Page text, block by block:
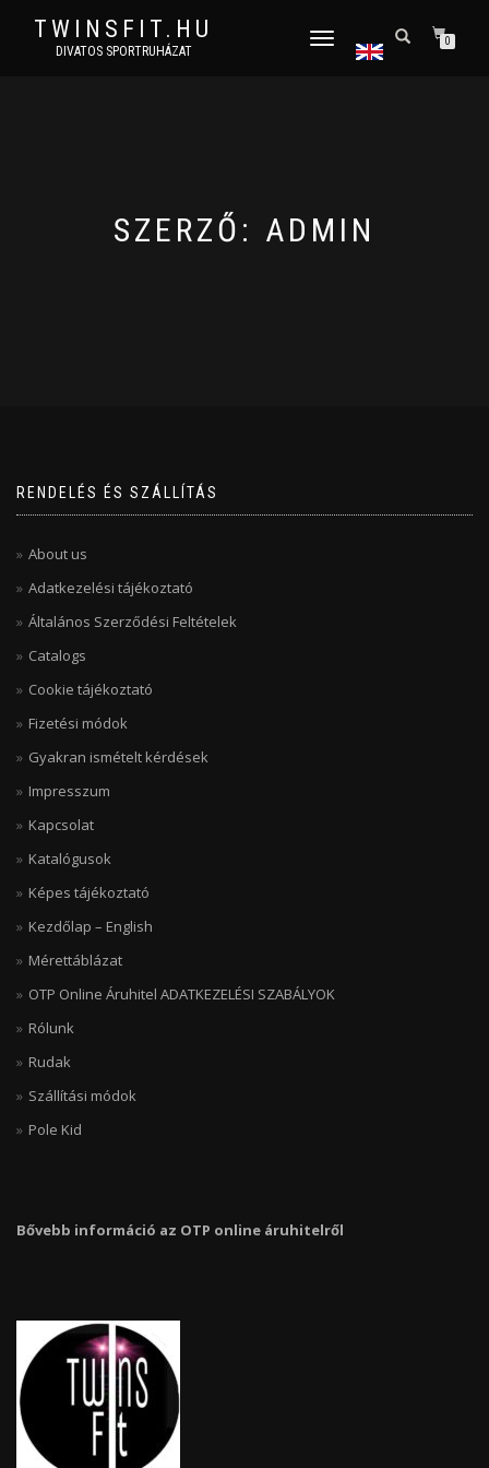
TWINSFIT.HU
DIVATOS SPORTRUHÁZAT
TOGGLE
NAVIGATION
0
SZERZŐ: ADMIN
RENDELÉS ÉS SZÁLLÍTÁS
About us
Adatkezelési tájékoztató
Általános Szerződési Feltételek
Catalogs
Cookie tájékoztató
Fizetési módok
Gyakran ismételt kérdések
Impresszum
Kapcsolat
Katalógusok
Képes tájékoztató
Kezdőlap – English
Mérettáblázat
OTP Online Áruhitel ADATKEZELÉSI SZABÁLYOK
Rólunk
Rudak
Szállítási módok
Pole Kid
Bővebb információ az OTP online áruhitelről